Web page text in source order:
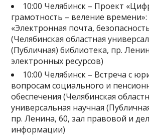
10:00 Челябинск – Проект
грамотность – веление времени»:
«Электронная почта,
(Челябинская областная
(Публичная) библиотека, пр.
электронных ресурсов)
10:00 Челябинск – Встреча с
вопросам социального и
обеспечения (Челябинская
универсальная научная
пр. Ленина, 60, зал правовой и
информации)